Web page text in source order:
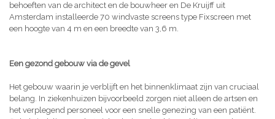
behoeften van de architect en de bouwheer en De Kruijff uit
Amsterdam installeerde 70 windvaste screens type Fixscreen met
een hoogte van 4 m en een breedte van 3,6 m.
Een gezond gebouw via de gevel
Het gebouw waarin je verblijft en het binnenklimaat zijn van cruciaal
belang. In ziekenhuizen bijvoorbeeld zorgen niet alleen de artsen en
het verplegend personeel voor een snelle genezing van een patiënt.